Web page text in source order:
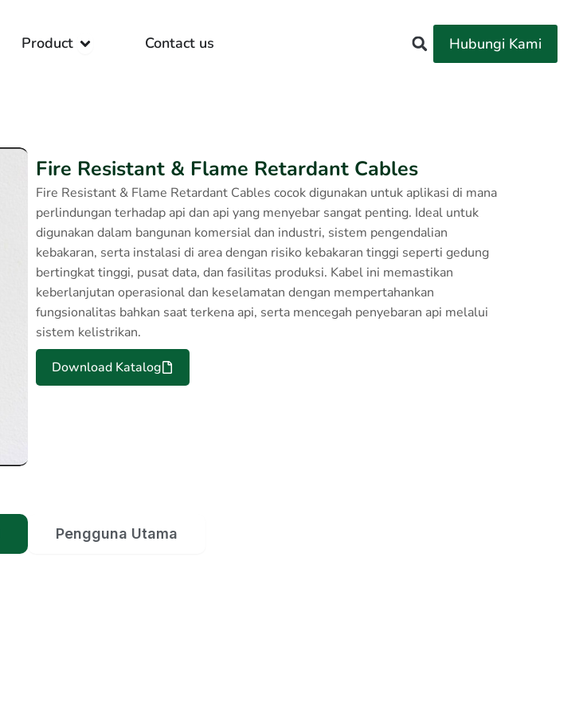
Product Open ProductContact us Hubungi Kami
Fire Resistant & Flame Retardant Cables
Fire Resistant & Flame Retardant Cables cocok digunakan untuk aplikasi di mana
perlindungan terhadap api dan api yang menyebar sangat penting. Ideal untuk
digunakan dalam bangunan komersial dan industri, sistem pengendalian
kebakaran, serta instalasi di area dengan risiko kebakaran tinggi seperti gedung
bertingkat tinggi, pusat data, dan fasilitas produksi. Kabel ini memastikan
keberlanjutan operasional dan keselamatan dengan mempertahankan
fungsionalitas bahkan saat terkena api, serta mencegah penyebaran api melalui
sistem kelistrikan.
Download Katalog
Pengguna Utama